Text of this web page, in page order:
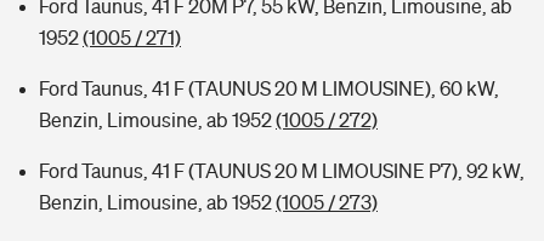
Ford Taunus, 41 F 20M P7, 55 kW, Benzin, Limousine, ab
1952(1005 / 271)
Ford Taunus, 41 F (TAUNUS 20 M LIMOUSINE), 60 kW,
Benzin, Limousine, ab 1952(1005 / 272)
Ford Taunus, 41 F (TAUNUS 20 M LIMOUSINE P7), 92 kW,
Benzin, Limousine, ab 1952(1005 / 273)